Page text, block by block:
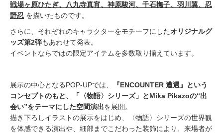
戦場ヶ原ひたぎ、八九寺真宵、神原駿河、千石撫子、羽川翼、忍
野忍 を描いたものです。
さらに、それぞれのキャラクターをモチーフにしたオリジナルグ
ッズ第2弾もあわせて発表。
イベントならではの限定アイテムを多数取り揃えています。
展示の中心となるPOP-UPでは、
『ENCOUNTER 遭遇』という
コンセプトのもと、「〈物語〉シリーズ」とMika Pikazoの“出
会い”をテーマにした空間演出を展開。
描き下ろしイラストの展示をはじめ、〈物語〉シリーズの世界観
を体感できる演出や、細部までこだわった装飾により、来場者が